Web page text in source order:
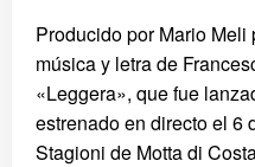
Producido por Mario
música y letra de
«Leggera», que fue
estrenado en directo el 6
Stagioni de Motta di